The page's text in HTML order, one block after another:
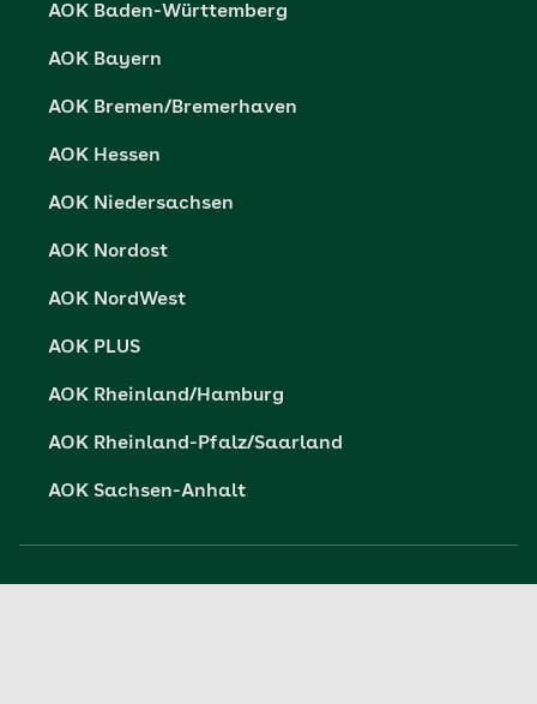
Presse- und Politikportal
Vertriebspartner-Service
AOK Baden-Württemberg
AOK Bayern
AOK Bremen/Bremerhaven
AOK Hessen
AOK Niedersachsen
AOK Nordost
AOK NordWest
AOK PLUS
AOK Rheinland/Hamburg
AOK Rheinland-Pfalz/Saarland
AOK Sachsen-Anhalt